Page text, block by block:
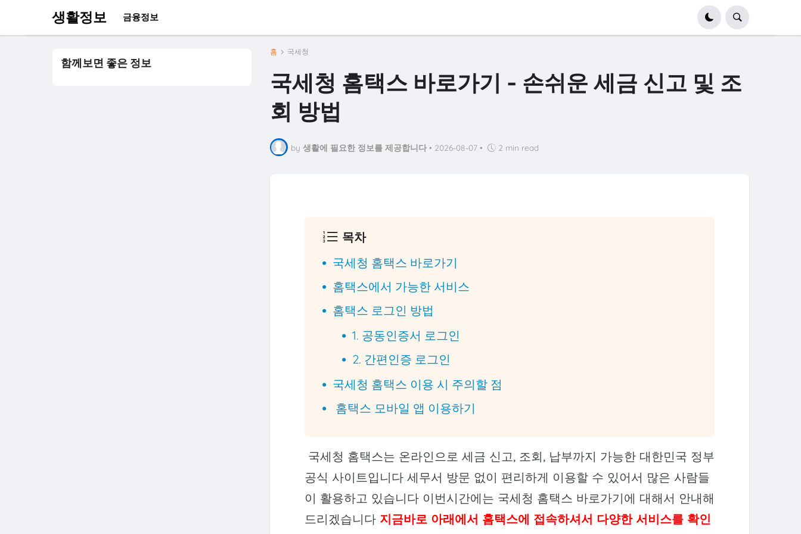
생활정보 금융정보
홈 국세청
국세청 홈택스 바로가기 - 손쉬운 세금 신고 및 조
회 방법
by 생활에 필요한 정보를 제공합니다 • 2026-08-07 • 2 min read
목차
국세청 홈택스 바로가기
홈택스에서 가능한 서비스
홈택스 로그인 방법
1. 공동인증서 로그인
2. 간편인증 로그인
국세청 홈택스 이용 시 주의할 점
홈택스 모바일 앱 이용하기
국세청 홈택스는 온라인으로 세금 신고, 조회, 납부까지 가능한 대한민국 정부
공식 사이트입니다 세무서 방문 없이 편리하게 이용할 수 있어서 많은 사람들
이 활용하고 있습니다 이번시간에는 국세청 홈택스 바로가기에 대해서 안내해
드리겠습니다 지금바로 아래에서 홈택스에 접속하셔서 다양한 서비스를 확인
함께보면 좋은 정보